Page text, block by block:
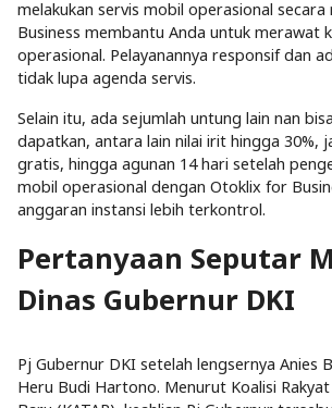
melakukan servis mobil operasional
Business membantu Anda untuk merawat
operasional. Pelayanannya responsif dan
tidak lupa agenda servis.
Selain itu, ada sejumlah untung lain nan
dapatkan, antara lain nilai irit hingga 30%,
gratis, hingga agunan 14 hari setelah
mobil operasional dengan Otoklix for
anggaran instansi lebih terkontrol.
Pertanyaan Seputar
Dinas Gubernur DKI
Pj Gubernur DKI setelah lengsernya Anies
Heru Budi Hartono. Menurut Koalisi